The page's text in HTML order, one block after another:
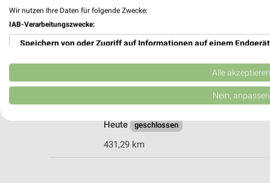
431,22 km
POLO Motorrad Store Hagen
58135 Hagen
Heute
geschlossen
431,29 km
Wir nutzen Ihre Daten für folgende Zwecke:
IAB-Verarbeitungszwecke:
Speichern von oder Zugriff auf Informationen auf einem Endgerät
Verwendung reduzierter Daten zur Auswahl von Werbeanzeigen
Erstellung von Profilen für personalisierte Werbung
Erstellung von Profilen zur Personalisierung von Inhalten
Alle akzeptieren
Nein, anpassen